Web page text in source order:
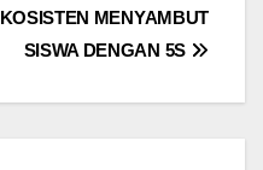
KOSISTEN MENYAMBUT
SISWA DENGAN 5S